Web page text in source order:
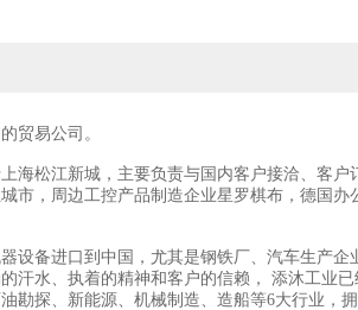
贸易公司。
海松江新城，主要负责与国内客户接洽、客户
市，周边工控产品制造企业星罗棋布，德国
设备进口到中国，尤其是钢铁厂、汽车生产企
汗水、执着的精神和客户的信赖， 添沐工业
勘探、新能源、机械制造、造船等6大行业，